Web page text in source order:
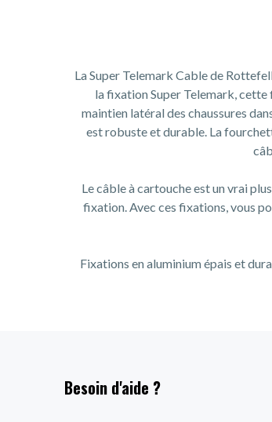
La Super Telemark Cable de
la fixation Super Telemark, cette
maintien latéral des chaussures
est robuste et durable. La
Le câble à cartouche est un vrai
fixation. Avec ces fixations, vous
Fixations en aluminium épais et
Besoin d'aide ?